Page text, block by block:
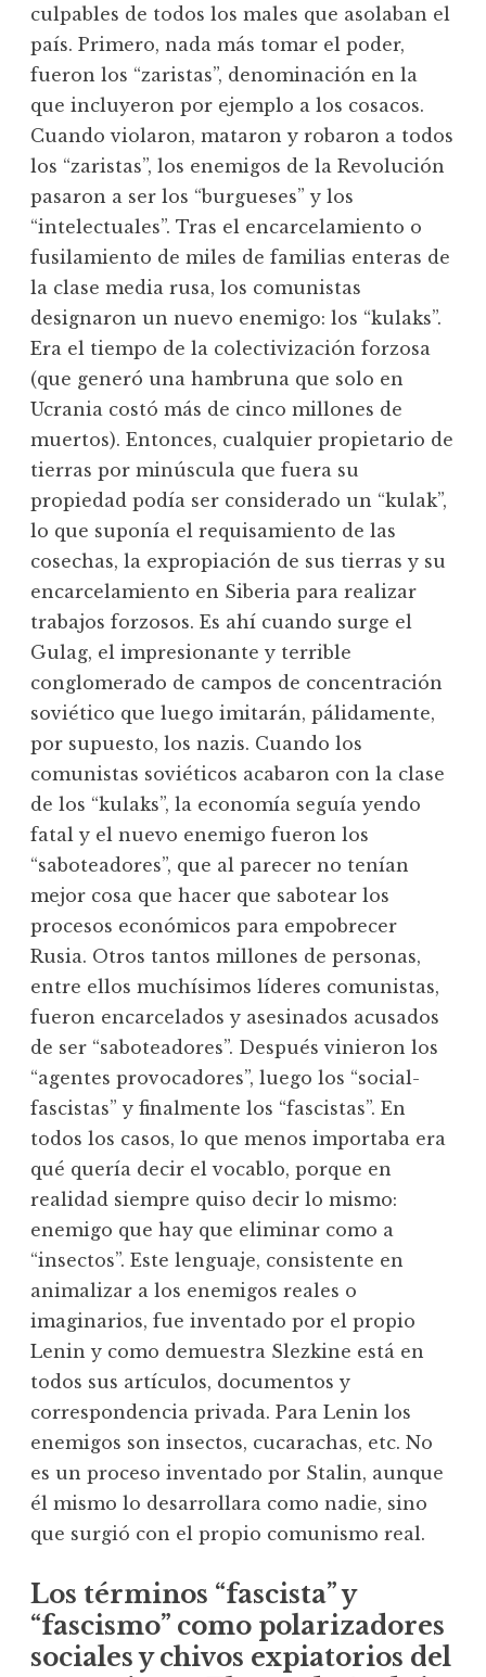
culpables de todos los males que asolaban el
país. Primero, nada más tomar el poder,
fueron los “zaristas”, denominación en la
que incluyeron por ejemplo a los cosacos.
Cuando violaron, mataron y robaron a todos
los “zaristas”, los enemigos de la Revolución
pasaron a ser los “burgueses” y los
“intelectuales”. Tras el encarcelamiento o
fusilamiento de miles de familias enteras de
la clase media rusa, los comunistas
designaron un nuevo enemigo: los “kulaks”.
Era el tiempo de la colectivización forzosa
(que generó una hambruna que solo en
Ucrania costó más de cinco millones de
muertos). Entonces, cualquier propietario de
tierras por minúscula que fuera su
propiedad podía ser considerado un “kulak”,
lo que suponía el requisamiento de las
cosechas, la expropiación de sus tierras y su
encarcelamiento en Siberia para realizar
trabajos forzosos. Es ahí cuando surge el
Gulag, el impresionante y terrible
conglomerado de campos de concentración
soviético que luego imitarán, pálidamente,
por supuesto, los nazis. Cuando los
comunistas soviéticos acabaron con la clase
de los “kulaks”, la economía seguía yendo
fatal y el nuevo enemigo fueron los
“saboteadores”, que al parecer no tenían
mejor cosa que hacer que sabotear los
procesos económicos para empobrecer
Rusia. Otros tantos millones de personas,
entre ellos muchísimos líderes comunistas,
fueron encarcelados y asesinados acusados
de ser “saboteadores”. Después vinieron los
“agentes provocadores”, luego los “social-
fascistas” y finalmente los “fascistas”. En
todos los casos, lo que menos importaba era
qué quería decir el vocablo, porque en
realidad siempre quiso decir lo mismo:
enemigo que hay que eliminar como a
“insectos”. Este lenguaje, consistente en
animalizar a los enemigos reales o
imaginarios, fue inventado por el propio
Lenin y como demuestra Slezkine está en
todos sus artículos, documentos y
correspondencia privada. Para Lenin los
enemigos son insectos, cucarachas, etc. No
es un proceso inventado por Stalin, aunque
él mismo lo desarrollara como nadie, sino
que surgió con el propio comunismo real.
Los términos “fascista” y
“fascismo” como polarizadores
sociales y chivos expiatorios del